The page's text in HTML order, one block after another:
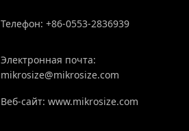
Телефон: +86-0553-2836939
Электронная почта:
mikrosize@mikrosize.com
Веб-сайт: www.mikrosize.com